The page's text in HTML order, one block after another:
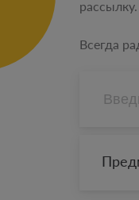
рассылку.
Всегда